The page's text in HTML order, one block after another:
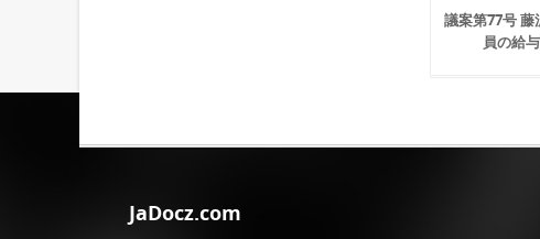
議案第77号
員の給
JaDocz.com